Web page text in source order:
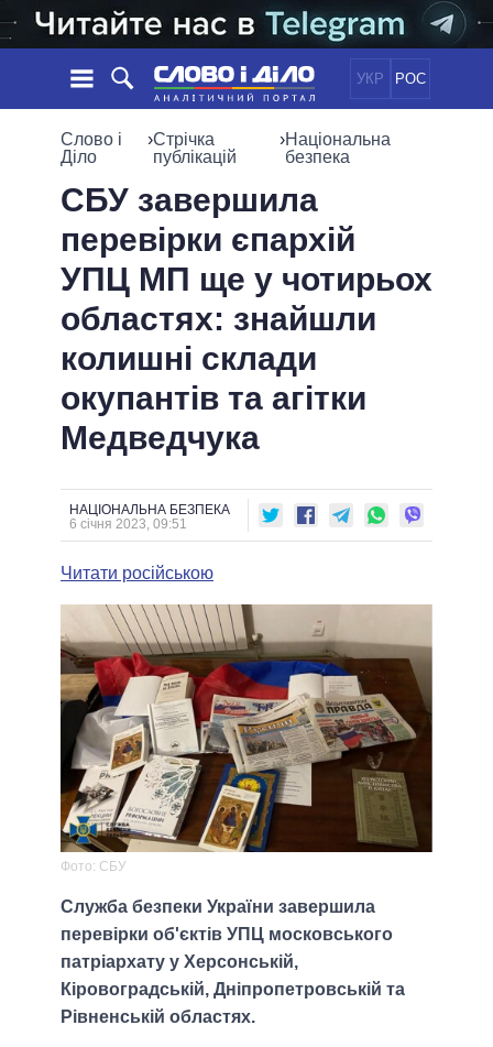
УКР РОС
НОВИНИ
СТРІЧКА
СТАТТІ
ДУМКИ
ОГЛЯДИ
ДАЙДЖЕСТИ
СУСПІЛЬСТВО
СВІТ
ПОЛIТИКИ
УСІ ПОЛІТИКИ
ПРЕЗИДЕНТ І ОФІС
ВЕРХОВНА РАДА
КАБІНЕТ МІНІСТРІВ
ГОЛОВИ ОБЛАДМІНІСТРАЦІЙ
МЕРИ МІСТ
ІНФОГРАФІКА
ВІДЕО
ПІДТРИМАТИ
ПОРІВНЯННЯ ПОЛІТИКІВ
Слово і
Діло
›Стрічка
публікацій
›Національна
безпека
СБУ завершила
перевірки єпархій
УПЦ МП ще у чотирьох
областях: знайшли
колишні склади
окупантів та агітки
Медведчука
НАЦІОНАЛЬНА БЕЗПЕКА
6 січня 2023, 09:51
Читати російською
Фото: СБУ
Служба безпеки України завершила
перевірки об'єктів УПЦ московського
патріархату у Херсонській,
Кіровоградській, Дніпропетровській та
Рівненській областях.